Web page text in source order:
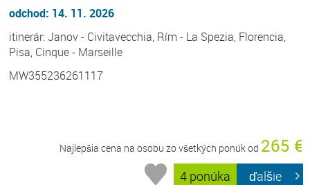
odchod: 14. 11. 2026
itinerár: Janov - Civitavecchia, Rím - La Spezia, Florencia,
Pisa, Cinque - Marseille
MW355236261117
Najlepšia cena na osobu zo všetkých ponúk od 265 €
4 ponúka ďalšie